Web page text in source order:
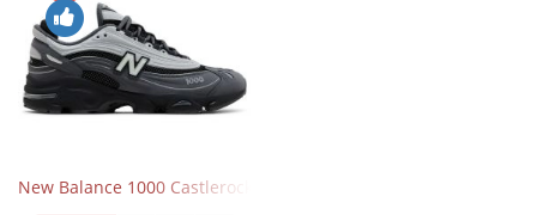
New Balance 1000 Castlerock JD Exclusive